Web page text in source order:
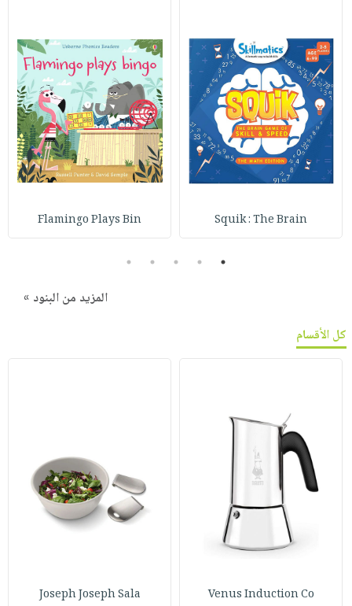
Squik : The Brain
Flamingo Plays Bin
1
2
3
4
5
المزيد من البنود »
كل الأقسام
Venus Induction Co
Joseph Joseph Sala